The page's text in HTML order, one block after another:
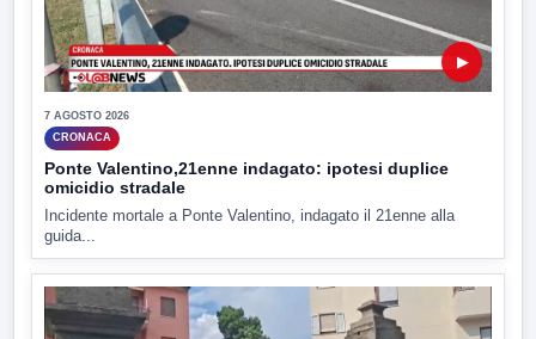
▶
7 AGOSTO 2026
CRONACA
Ponte Valentino,21enne indagato: ipotesi duplice
omicidio stradale
Incidente mortale a Ponte Valentino, indagato il 21enne alla
guida...